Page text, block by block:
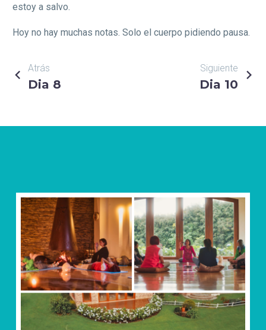
estoy a salvo.
Hoy no hay muchas notas. Solo el cuerpo pidiendo pausa.
NAVEGACIÓN
ENTRADAS
Atrás
Dia 8
Siguiente
Dia 10